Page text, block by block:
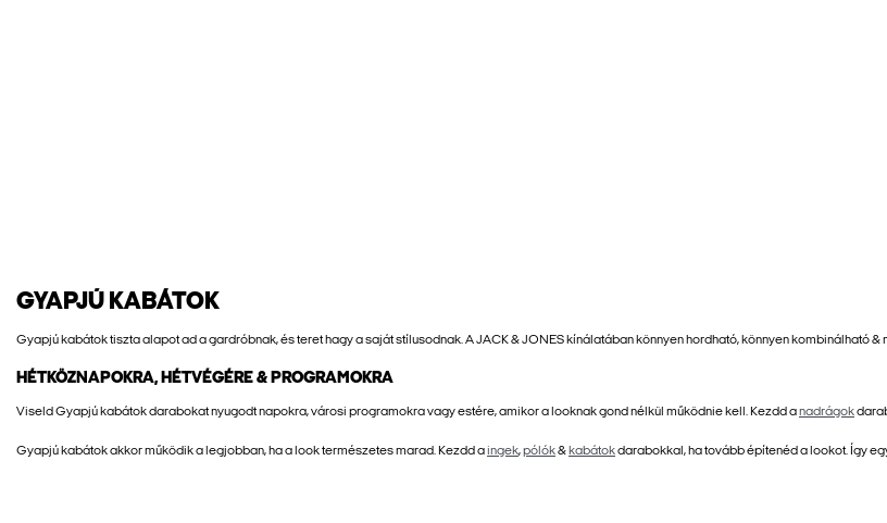
GYAPJÚ KABÁTOK
Gyapjú kabátok tiszta alapot ad a gardróbnak, és teret hagy a saját stílusodnak. A JACK & JONES kínálatában könnyen hordható, könnyen kombinálható
HÉTKÖZNAPOKRA, HÉTVÉGÉRE & PROGRAMOKRA
Viseld Gyapjú kabátok darabokat nyugodt napokra, városi programokra vagy estére, amikor a looknak gond nélkül működnie kell. Kezdd anadrágok
Gyapjú kabátok akkor működik a legjobban, ha a look természetes marad. Kezdd aingek,pólók& kabátokdarabokkal, ha tovább építenéd a lookot. Így